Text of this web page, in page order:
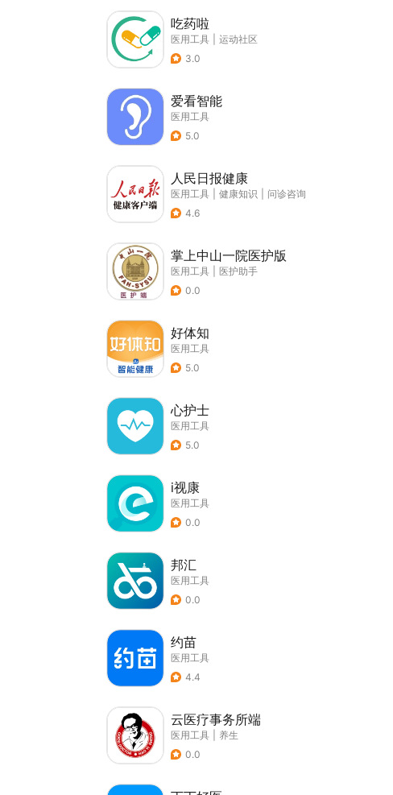
吃药啦
医用工具
运动社区
3.0
爱看智能
医用工具
5.0
人民日报健康
医用工具 健康知识
问诊咨询
4.6
掌上中山一院医护版
医用工具
医护助手
0.0
好体知
医用工具
5.0
心护士
医用工具
5.0
i视康
医用工具
0.0
邦汇
医用工具
0.0
约苗
医用工具
4.4
云医疗事务所端
医用工具
养生
0.0